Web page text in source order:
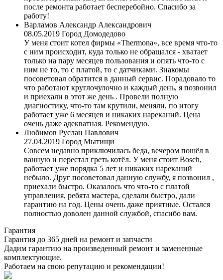
после ремонта работает бесперебойно. Спасибо за
работу!
Варламов Александр Александрович
08.05.2019 Город Домодедово
У меня стоит котел фирмы «Thermona», все время что-то
с ним происходит, куда только не обращался - хватает
только на пару месяцев пользования и опять что-то с
ним не то, то с платой, то с датчиками. Знакомы
посоветовал обратится в данный сервис. Порадовало то
что работают круглочулочно и каждый день, я позвонил
и приехали в этот же день . Провели полную
диагностику, что-то там крутили, меняли, по итогу
работает уже 6 месяцев и никаких нареканий. Цена
очень даже адекватная. Рекомендую.
Любимов Руслан Павлович
27.04.2019 Город Мытищи
Совсем недавно приключилась беда, вечером пошёл в
ванную и перестал греть котёл. У меня стоит Bosch,
работает уже порядка 5 лет и никаких нареканий
небыло. Друг посоветовал данную службу, я позвонил ,
приехали быстро. Оказалось что что-то с платой
управления, ребята мастера, сделали быстро, дали
гарантию на год. Цены очень даже приятные. Остался
полностью доволен данной службой, спасибо вам.
Гарантия
Гарантия до 365 дней на ремонт и запчасти
Дадим гарантию на произведенный ремонт и замененные
комплектующие.
Работаем на свою репутацию и рекомендации!